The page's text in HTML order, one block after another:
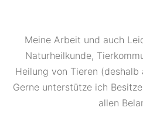
Meine Arbeit und auch
Naturheilkunde,
Heilung von Tieren (deshalb
Gerne unterstütze ich
allen